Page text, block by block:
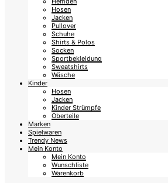
Hosen
Jacken
Pullover
Schuhe
Shirts & Polos
Socken
Sportbekleidung
Sweatshirts
Wäsche
Kinder
Hosen
Jacken
Kinder Strümpfe
Oberteile
Marken
Spielwaren
Trendy News
Mein Konto
Mein Konto
Wunschliste
Warenkorb